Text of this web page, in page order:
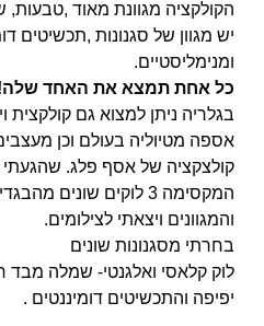
הקולקציה מגוונת מאוד ,טבעות,
יש מגוון של סגנונות ,תכשיטים
ומנימליסטיים.
כל אחת תמצא את האחד
בגלריה ניתן למצוא גם קולקצית
אספה מטיוליה בעולם וכן
קולצקציה של אסף פלג.
המקסימה 3 לוקים שונים
והמגוונים ויצאתי לצילומים.
בחרתי מסגנונות שונים
לוק קלאסי ואלגנטי- שמלה
יפיפה והתכשיטים דומיננטים .